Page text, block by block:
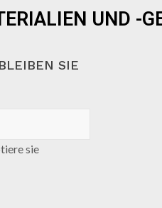
UND -
SIE
sie